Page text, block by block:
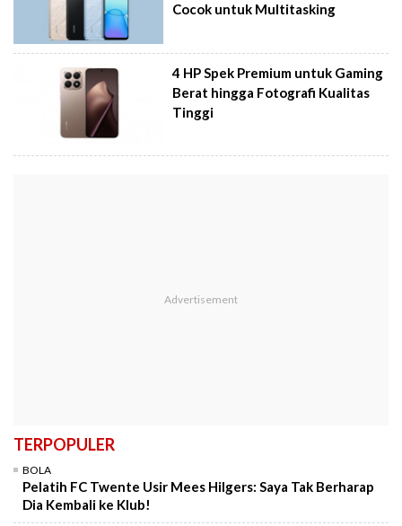
Cocok untuk Multitasking
4 HP Spek Premium untuk Gaming
Berat hingga Fotografi Kualitas
Tinggi
TERPOPULER
BOLA
Pelatih FC Twente Usir Mees Hilgers: Saya Tak Berharap
Dia Kembali ke Klub!